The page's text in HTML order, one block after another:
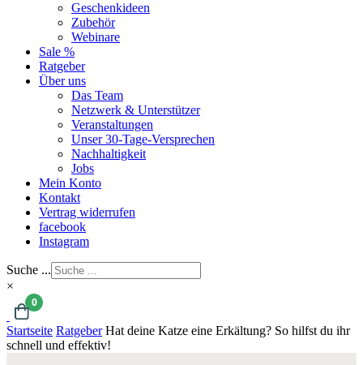
Geschenkideen
Zubehör
Webinare
Sale %
Ratgeber
Über uns
Das Team
Netzwerk & Unterstützer
Veranstaltungen
Unser 30-Tage-Versprechen
Nachhaltigkeit
Jobs
Mein Konto
Kontakt
Vertrag widerrufen
facebook
Instagram
Suche ...
×
0
Startseite Ratgeber Hat deine Katze eine Erkältung? So hilfst du ihr
schnell und effektiv!